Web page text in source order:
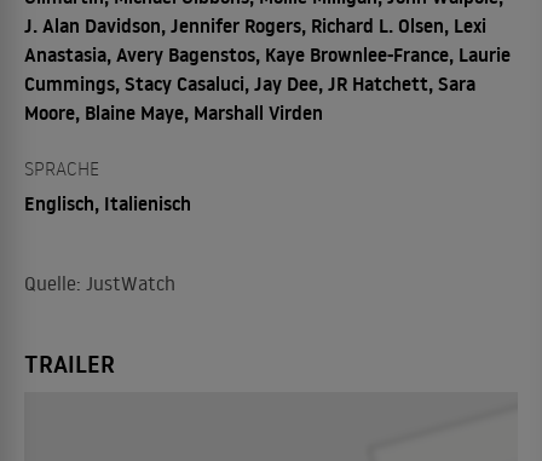
J. Alan Davidson, Jennifer Rogers, Richard L. Olsen, Lexi
Anastasia, Avery Bagenstos, Kaye Brownlee-France, Laurie
Cummings, Stacy Casaluci, Jay Dee, JR Hatchett, Sara
Moore, Blaine Maye, Marshall Virden
SPRACHE
Englisch, Italienisch
Quelle: JustWatch
TRAILER